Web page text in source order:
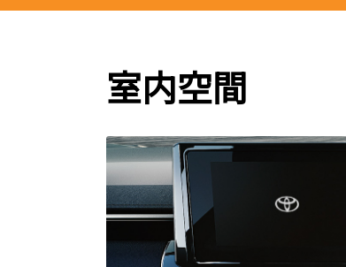
室内空間